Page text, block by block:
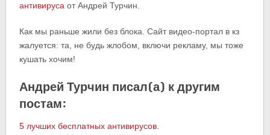
антивируса от Андрей Турчин.
Как мы раньше жили без блока. Сайт видео-портал в кз
жалуется: та, не будь жлобом, включи рекламу, мы тоже
кушать хочим!
Андрей Турчин писал(а) к другим
постам:
5 лучших бесплатных антивирусов.